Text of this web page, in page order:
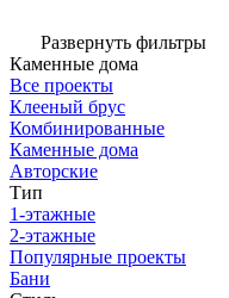
Развернуть фильтры
Каменные дома
Все проекты
Клееный брус
Комбинированные
Каменные дома
Авторские
Тип
1-этажные
2-этажные
Популярные проекты
Бани